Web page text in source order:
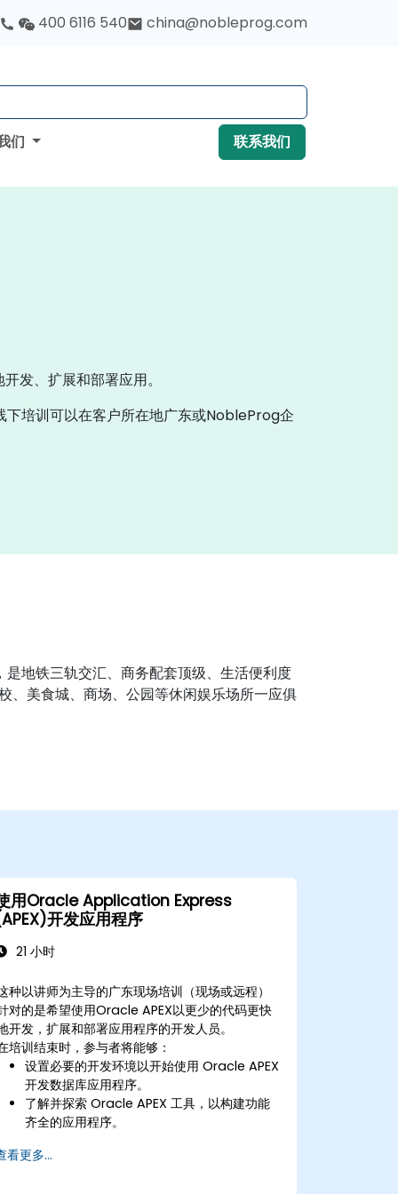
400 6116 540 china@nobleprog.com
们 联系我们
发、扩展和部署应用。
下培训可以在客户所在地广东或NobleProg企
地铁三轨交汇、商务配套顶级、生活便利度
、美食城、商场、公园等休闲娱乐场所一应俱
用Oracle Application Express
开发应用程序
21 小时
种以讲师为主导的广东现场培训（现场或远程）
对的是希望使用Oracle APEX以更少的代码更快
开发，扩展和部署应用程序的开发人员。
培训结束时，参与者将能够：
设置必要的开发环境以开始使用 Oracle APEX
开发数据库应用程序。
了解并探索 Oracle APEX 工具，以构建功能
齐全的应用程序。
创建应用程序和页面。
看更多...